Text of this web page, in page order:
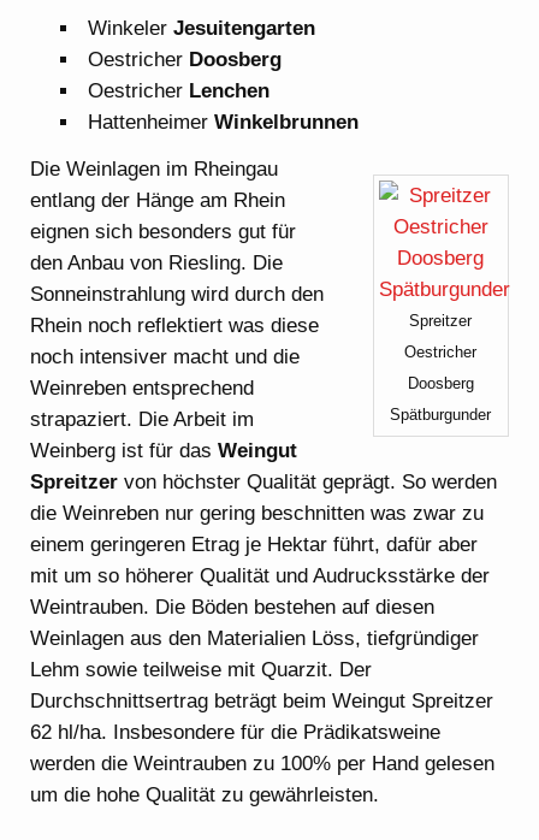
WinkelerJesuitengarten
Oestricher Doosberg
Oestricher Lenchen
HattenheimerWinkelbrunnen
Spreitzer
Oestricher
Doosberg
Spätburgunder
Die Weinlagen im Rheingau
entlang der Hänge am Rhein
eignen sich besonders gut für
den Anbau von Riesling. Die
Sonneinstrahlung wird durch den
Rhein noch reflektiert was diese
noch intensiver macht und die
Weinreben entsprechend
strapaziert. Die Arbeit im
Weinberg ist für dasWeingut
Spreitzer von höchster Qualität geprägt. So werden
die Weinreben nur gering beschnitten was zwar zu
einem geringeren Etrag je Hektar führt, dafür aber
mit um so höherer Qualität und Audrucksstärke der
Weintrauben. Die Böden bestehen auf diesen
Weinlagen aus den Materialien Löss, tiefgründiger
Lehm sowie teilweise mit Quarzit. Der
Durchschnittsertrag beträgt beim Weingut Spreitzer
62 hl/ha. Insbesondere für die Prädikatsweine
werden die Weintrauben zu 100% per Hand gelesen
um die hohe Qualität zu gewährleisten.